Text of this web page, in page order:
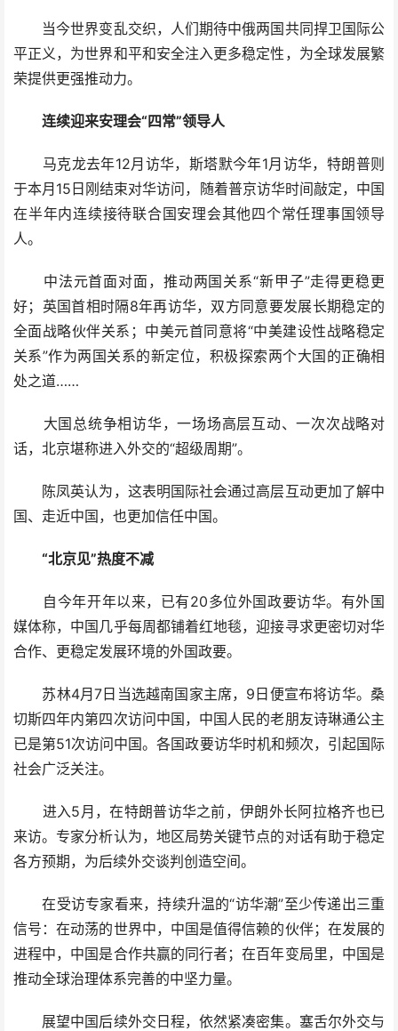
当今世界变乱交织，人们期待中俄两国共同捍卫国际公
平正义，为世界和平和安全注入更多稳定性，为全球发展繁
荣提供更强推动力。
连续迎来安理会“四常”领导人
马克龙去年12月访华，斯塔默今年1月访华，特朗普则
于本月15日刚结束对华访问，随着普京访华时间敲定，中国
在半年内连续接待联合国安理会其他四个常任理事国领导
人。
中法元首面对面，推动两国关系“新甲子”走得更稳更
好；英国首相时隔8年再访华，双方同意要发展长期稳定的
全面战略伙伴关系；中美元首同意将“中美建设性战略稳定
关系”作为两国关系的新定位，积极探索两个大国的正确相
处之道……
大国总统争相访华，一场场高层互动、一次次战略对
话，北京堪称进入外交的“超级周期”。
陈凤英认为，这表明国际社会通过高层互动更加了解中
国、走近中国，也更加信任中国。
“北京见”热度不减
自今年开年以来，已有20多位外国政要访华。有外国
媒体称，中国几乎每周都铺着红地毯，迎接寻求更密切对华
合作、更稳定发展环境的外国政要。
苏林4月7日当选越南国家主席，9日便宣布将访华。桑
切斯四年内第四次访问中国，中国人民的老朋友诗琳通公主
已是第51次访问中国。各国政要访华时机和频次，引起国际
社会广泛关注。
进入5月，在特朗普访华之前，伊朗外长阿拉格齐也已
来访。专家分析认为，地区局势关键节点的对话有助于稳定
各方预期，为后续外交谈判创造空间。
在受访专家看来，持续升温的“访华潮”至少传递出三重
信号：在动荡的世界中，中国是值得信赖的伙伴；在发展的
进程中，中国是合作共赢的同行者；在百年变局里，中国是
推动全球治理体系完善的中坚力量。
展望中国后续外交日程，依然紧凑密集。塞舌尔外交与